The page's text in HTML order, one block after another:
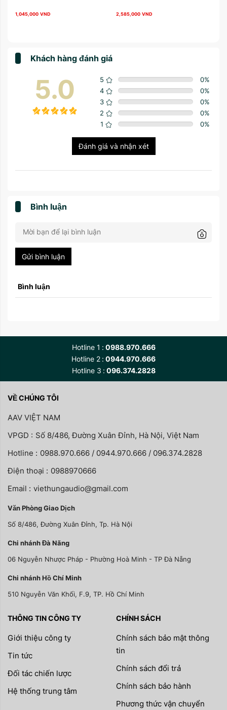
1,045,000 VND 2,585,000 VND
Khách hàng đánh giá
5.0 5 0%
4
0%
3
0%
2
0%
1
0%
Đánh giá và nhận xét
Bình luận
Gửi bình luận
Bình luận
Hotline 1
0988.970.666
Hotline 2 0944.970.666
Hotline 3
096.374.2828
VỀ CHÚNG TÔI
AAV VIỆT NAM
VPGD : Số 8/486, Đường Xuân Đỉnh, Hà Nội, Việt Nam
Hotline : 0988.970.666 / 0944.970.666 / 096.374.2828
Điện thoại : 0988970666
Email : viethungaudio@gmail.com
Văn Phòng Giao Dịch
Số 8/486, Đường Xuân Đỉnh, Tp. Hà Nội
Chi nhánh Đà Nãng
06 Nguyễn Nhược Pháp - Phường Hoà Minh - TP Đà Nẵng
Chi nhánh Hồ Chí Minh
510 Nguyễn Văn Khối, F.9, TP. Hồ Chí Minh
THÔNG TIN CÔNG TY
Giới thiệu công ty
Tin tức
Đối tác chiến lược
Hệ thống trung tâm
CHÍNH SÁCH
Chính sách bảo mật thông
tin
Chính sách đổi trả
Chính sách bảo hành
Phương thức vận chuyển